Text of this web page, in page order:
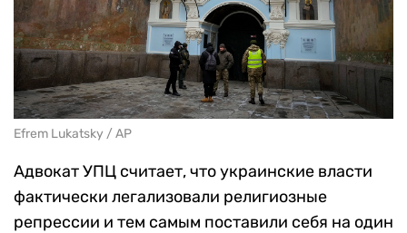
Efrem Lukatsky / AP
Адвокат УПЦ считает, что украинские власти
фактически легализовали религиозные
репрессии и тем самым поставили себя на один